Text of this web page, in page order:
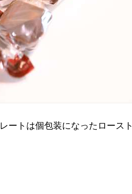
ートは個包装になったロースト